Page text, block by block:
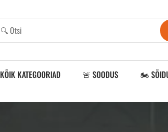
KÕIK KATEGOORIAD 🚨 SOODUS 🏍️